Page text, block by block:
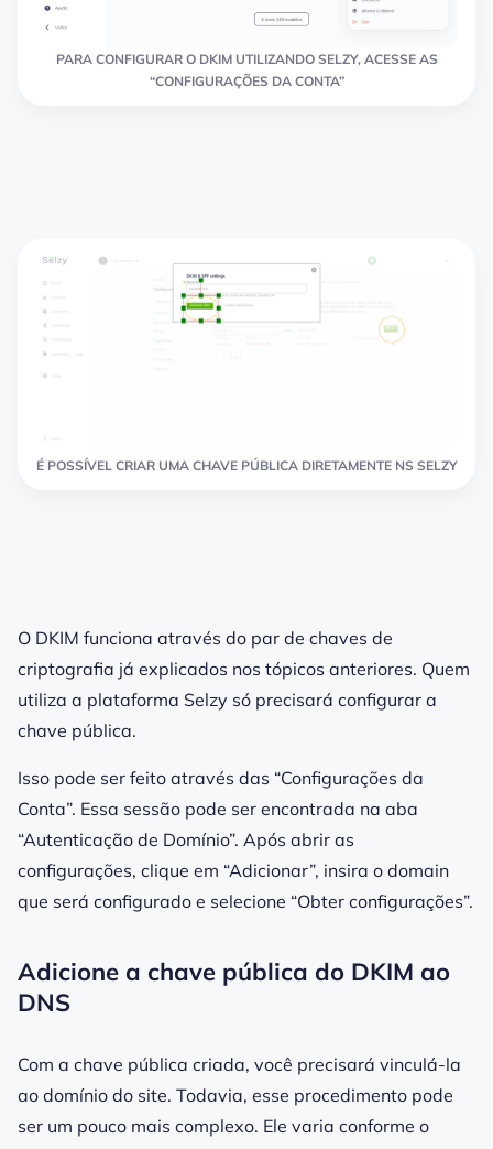
PARA CONFIGURAR O DKIM UTILIZANDO SELZY, ACESSE AS
“CONFIGURAÇÕES DA CONTA”
É POSSÍVEL CRIAR UMA CHAVE PÚBLICA DIRETAMENTE NS SELZY
O DKIM funciona através do par de chaves de
criptografia já explicados nos tópicos anteriores. Quem
utiliza a plataforma Selzy só precisará configurar a
chave pública.
Isso pode ser feito através das “Configurações da
Conta”. Essa sessão pode ser encontrada na aba
“Autenticação de Domínio”. Após abrir as
configurações, clique em “Adicionar”, insira o domain
que será configurado e selecione “Obter configurações”.
Adicione a chave pública do DKIM ao
DNS
Com a chave pública criada, você precisará vinculá-la
ao domínio do site. Todavia, esse procedimento pode
ser um pouco mais complexo. Ele varia conforme o